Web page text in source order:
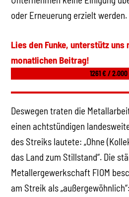
oder Erneuerung erzielt werden.
Lies den Funke, unterstütz uns
monatlichen Beitrag!
1261 € /
Deswegen traten die
einen achtstündigen
des Streiks lautete: „Ohne
das Land zum Stillstand“. Die
Metallergewerkschaft FIOM
am Streik als